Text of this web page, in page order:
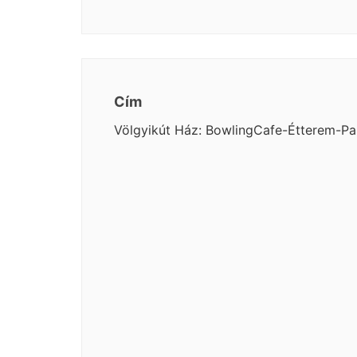
Cím
Völgyikút Ház: BowlingCafe-Étterem-